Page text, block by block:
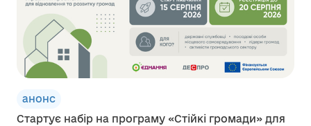
анонс
Стартує набір на програму «Стійкі громади» для